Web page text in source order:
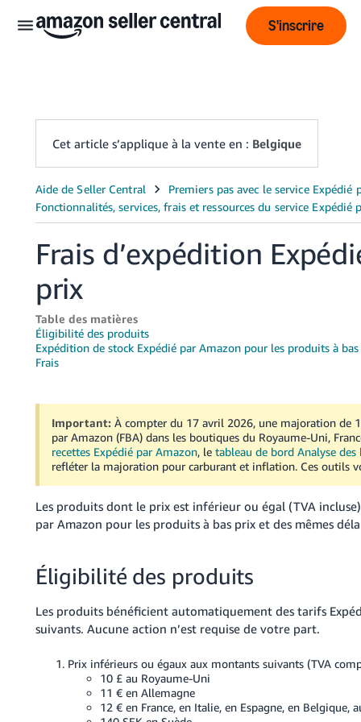
Français
English
S'inscrire
Cet article s’applique à la vente en : Belgique
Frais d’expédition
prix
Table des matières
Éligibilité des produits
Expédition de stock Expédié par Amazon pour les produits à
Frais
Important: À compter du 17 avril 2026, une majoration de
par Amazon (FBA) dans les boutiques du Royaume-Uni,
recettes Expédié par Amazon, le tableau de bord Analyse des
refléter la majoration pour carburant et inflation. Ces outils
Les produits dont le prix est inférieur ou égal (TVA
par Amazon pour les produits à bas prix et des mêmes
Éligibilité des produits
Les produits bénéficient automatiquement des tarifs
suivants. Aucune action n’est requise de votre part.
Prix inférieurs ou égaux aux montants suivants (TVA
10 £ au Royaume-Uni
11 € en Allemagne
12 € en France, en Italie, en Espagne, en Belgique,